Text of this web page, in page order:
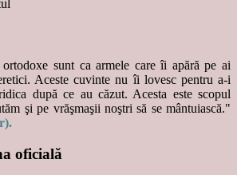
sunt ca armele care îi apără pe ai
Aceste cuvinte nu îi lovesc pentru a-i
după ce au căzut. Acesta este scopul
şi pe vrăşmaşii noştri să se mântuiască."
oficială